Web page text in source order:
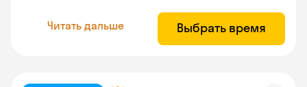
Читать дальше Выбрать время